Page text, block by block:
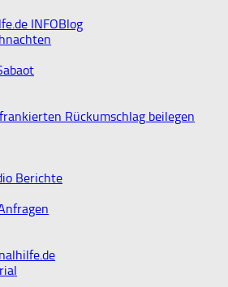
INFOBlog
Rückumschlag beilegen
Berichte